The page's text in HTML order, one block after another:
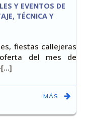
Y EVENTOS DE
TÉCNICA Y
fiestas callejeras
del mes de
MÁS